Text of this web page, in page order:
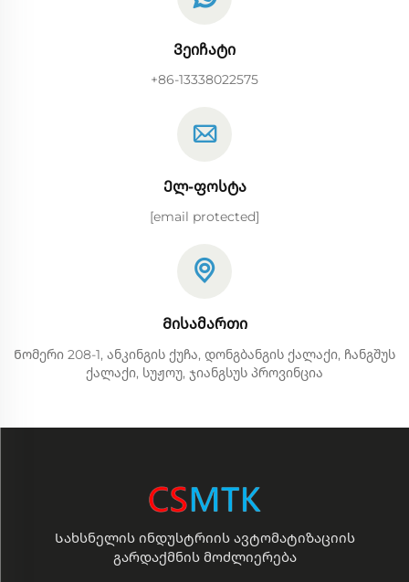
Ვეიჩატი
+86-13338022575
Ელ-ფოსტა
[email protected]
Მისამართი
Ნომერი 208-1, ანკინგის ქუჩა, დონგბანგის ქალაქი, ჩანგშუს
ქალაქი, სუჟოუ, ჯიანგსუს პროვინცია
Სახსნელის ინდუსტრიის ავტომატიზაციის
გარდაქმნის მოძლიერება